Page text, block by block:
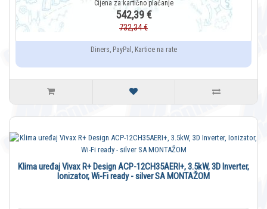
542,39 €
732,34 €
Diners, PayPal, Kartice na rate
Klima uređaj Vivax R+ Design ACP-12CH35AERI+, 3.5kW, 3D Inverter,
Ionizator, Wi-Fi ready - silver SA MONTAŽOM